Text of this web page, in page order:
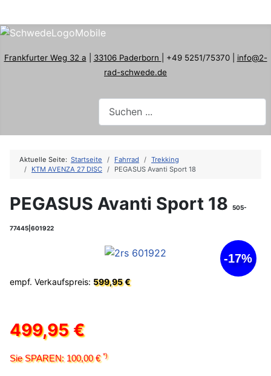
Frankfurter Weg 32 a 33106 Paderborn | +49 5251/75370 | info@2-
rad-schwede.de
Aktuelle Seite: Startseite Fahrrad
Trekking
KTM AVENZA 27 DISC
PEGASUS Avanti Sport 18
PEGASUS Avanti Sport 18 505-
77445|601922
-17%
empf. Verkaufspreis: 599,95 €
499,95 €
Sie SPAREN: 100,00 €*)